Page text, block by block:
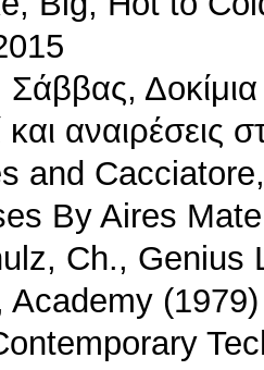
και
and
By Aires
Ch., Genius
Academy